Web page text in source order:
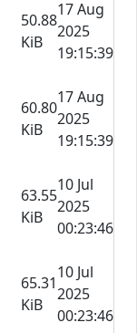
50.88
KiB
17 Aug
2025
19:15:39
60.80
KiB
17 Aug
2025
19:15:39
63.55
KiB
10 Jul
2025
00:23:46
65.31
KiB
10 Jul
2025
00:23:46